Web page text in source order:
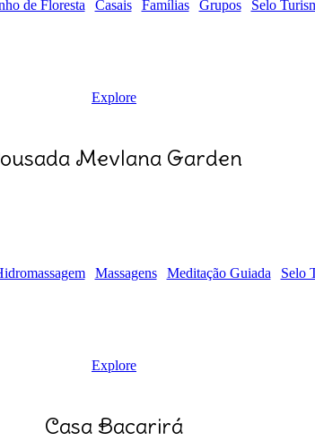
de Floresta Casais Famílias Grupos Selo
Explore
Mevlana Garden
Massagens Meditação Guiada Selo
Explore
Casa Bacarirá